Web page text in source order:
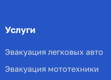
Услуги
Эвакуация легковых авто
Эвакуация мототехники